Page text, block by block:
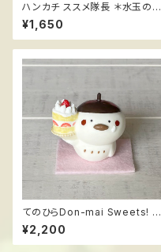
ハンカチ ススメ隊長 ＊水玉の傘
と森
¥1,650
てのひらDon-mai Sweets! ＊
いちごショート ハンドメイドフ
ィギュア ススメ隊長
¥2,200